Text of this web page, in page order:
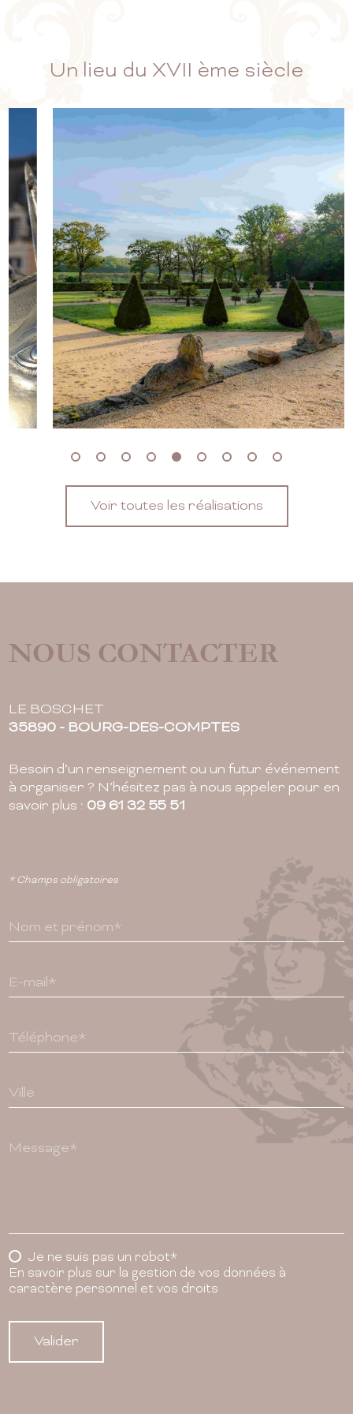
Un lieu du XVII ème siècle
Voir toutes les réalisations
NOUS CONTACTER
LE BOSCHET
35890 - BOURG-DES-COMPTES
Besoin d’un renseignement ou un futur événement
à organiser ? N’hésitez pas à nous appeler pour en
savoir plus : 09 61 32 55 51
* Champs obligatoires
Nom et prénom*
E-mail*
Téléphone*
Ville
Message*
Je ne suis pas un robot*
En savoir plus sur la gestion de vos données à
caractère personnel et vos droits
Valider